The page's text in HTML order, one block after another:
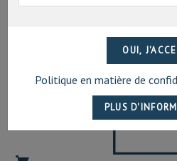
Politique en matière de